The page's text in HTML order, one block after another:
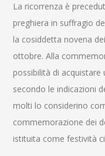
La ricorrenza è
preghiera in suffragio
la cosiddetta novena
ottobre. Alla
possibilità di acquistare
secondo le indicazioni
molti lo considerino
commemorazione dei
istituita come festività